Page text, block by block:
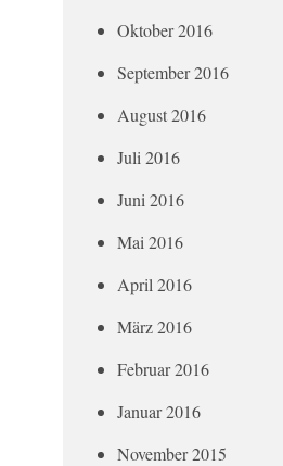
Oktober 2016
September 2016
August 2016
Juli 2016
Juni 2016
Mai 2016
April 2016
März 2016
Februar 2016
Januar 2016
November 2015